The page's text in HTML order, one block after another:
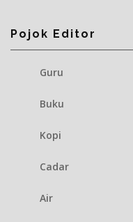
Pojok Editor
Guru
Buku
Kopi
Cadar
Air